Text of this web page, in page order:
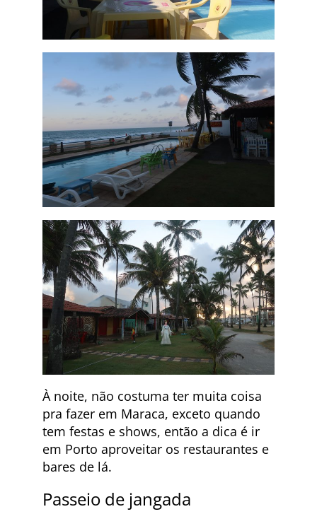
À noite, não costuma ter muita coisa
pra fazer em Maraca, exceto quando
tem festas e shows, então a dica é ir
em Porto aproveitar os restaurantes e
bares de lá.
Passeio de jangada